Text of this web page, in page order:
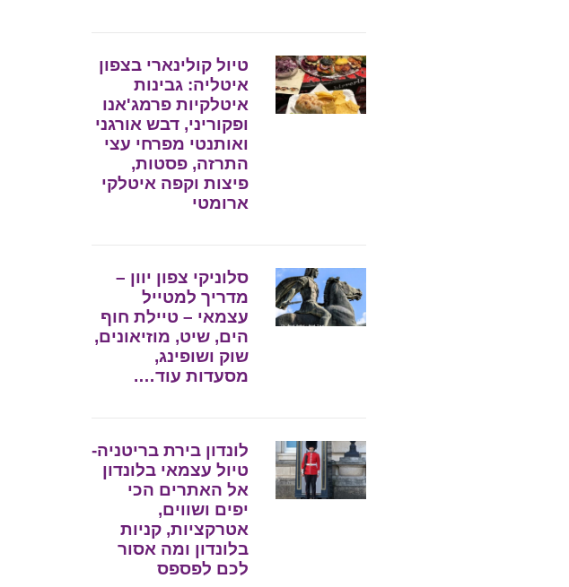
טיול קולינארי בצפון
איטליה: גבינות
איטלקיות פרמג'אנו
ופקוריני, דבש אורגני
ואותנטי מפרחי עצי
התרזה, פסטות,
פיצות וקפה איטלקי
ארומטי
סלוניקי צפון יוון –
מדריך למטייל
עצמאי – טיילת חוף
הים, שיט, מוזיאונים,
שוק ושופינג,
מסעדות עוד….
לונדון בירת בריטניה-
טיול עצמאי בלונדון
אל האתרים הכי
יפים ושווים,
אטרקציות, קניות
בלונדון ומה אסור
לכם לפספס